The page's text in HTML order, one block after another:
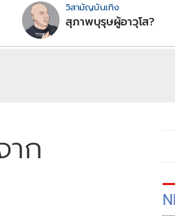
วิสามัญบันเทิง
สุภาพบุรุษผู้อาวุโส?
ก